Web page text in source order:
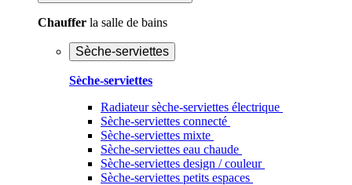
Chauffer la salle de bains
Sèche-serviettes
Sèche-serviettes
Radiateur sèche-serviettes électrique
Sèche-serviettes connecté
Sèche-serviettes mixte
Sèche-serviettes eau chaude
Sèche-serviettes design / couleur
Sèche-serviettes petits espaces